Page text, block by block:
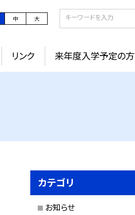
中 大
リンク 来年度入学予定の方
カテゴリ
お知らせ